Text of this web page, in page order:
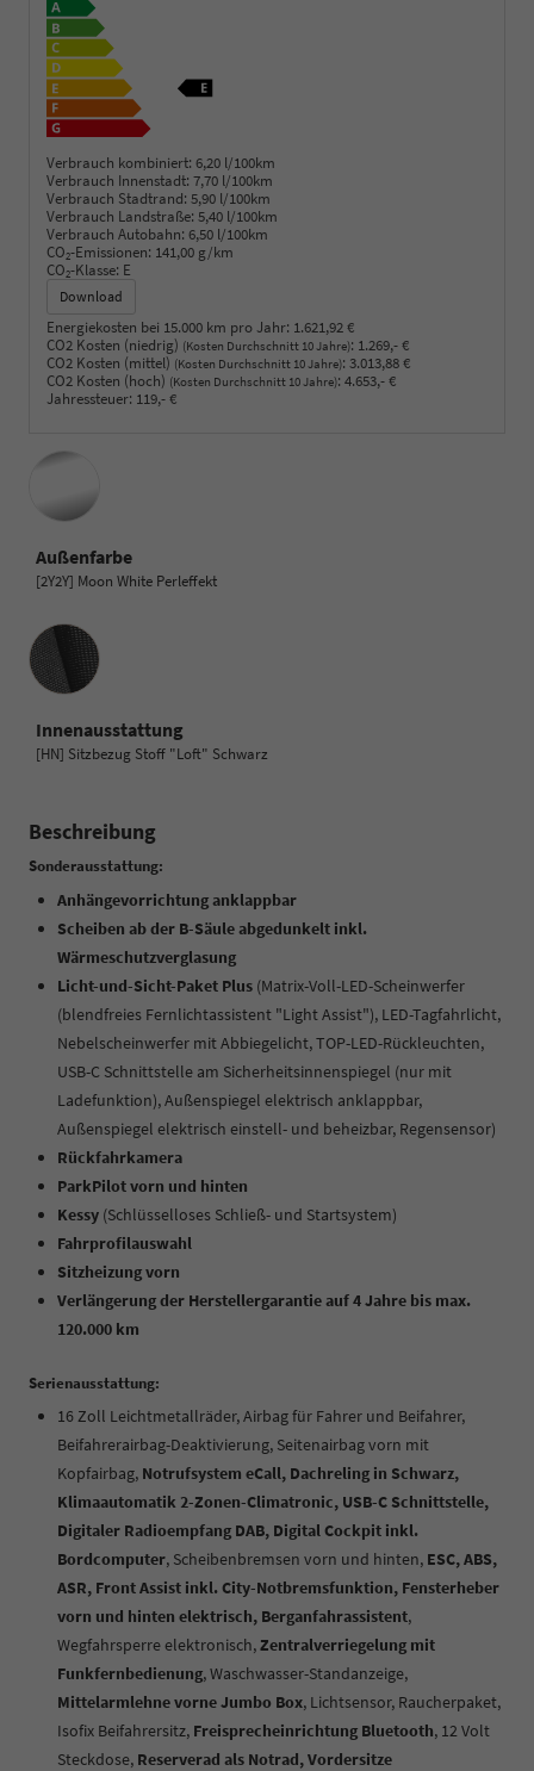
Verbrauch kombiniert: 6,20 l/100km
Verbrauch Innenstadt: 7,70 l/100km
Verbrauch Stadtrand: 5,90 l/100km
Verbrauch Landstraße: 5,40 l/100km
Verbrauch Autobahn: 6,50 l/100km
CO2-Emissionen: 141,00 g/km
CO2-Klasse: E
Download
Energiekosten bei 15.000 km pro Jahr: 1.621,92 €
CO2 Kosten (niedrig) (Kosten Durchschnitt 10 Jahre): 1.269,- €
CO2 Kosten (mittel) (Kosten Durchschnitt 10 Jahre): 3.013,88 €
CO2 Kosten (hoch) (Kosten Durchschnitt 10 Jahre): 4.653,- €
Jahressteuer: 119,- €
Außenfarbe
[2Y2Y] Moon White Perleffekt
Innenausstattung
Innenausstattung
[HN] Sitzbezug Stoff "Loft" Schwarz
Beschreibung
Sonderausstattung:
Anhängevorrichtung anklappbar
Scheiben ab der B-Säule abgedunkelt inkl.
Wärmeschutzverglasung
Licht-und-Sicht-Paket Plus (Matrix-Voll-LED-Scheinwerfer
(blendfreies Fernlichtassistent "Light Assist"), LED-Tagfahrlicht,
Nebelscheinwerfer mit Abbiegelicht, TOP-LED-Rückleuchten,
USB-C Schnittstelle am Sicherheitsinnenspiegel (nur mit
Ladefunktion), Außenspiegel elektrisch anklappbar,
Außenspiegel elektrisch einstell- und beheizbar, Regensensor)
Rückfahrkamera
ParkPilot vorn und hinten
Kessy (Schlüsselloses Schließ- und Startsystem)
Fahrprofilauswahl
Sitzheizung vorn
Verlängerung der Herstellergarantie auf 4 Jahre bis max.
120.000 km
Serienausstattung:
16 Zoll Leichtmetallräder, Airbag für Fahrer und Beifahrer,
Beifahrerairbag-Deaktivierung, Seitenairbag vorn mit
Kopfairbag, Notrufsystem eCall, Dachreling in Schwarz,
Klimaautomatik 2-Zonen-Climatronic, USB-C Schnittstelle,
Digitaler Radioempfang DAB, Digital Cockpit inkl.
Bordcomputer, Scheibenbremsen vorn und hinten, ESC, ABS,
ASR, Front Assist inkl. City-Notbremsfunktion, Fensterheber
vorn und hinten elektrisch, Berganfahrassistent,
Wegfahrsperre elektronisch,Zentralverriegelung mit
Funkfernbedienung, Waschwasser-Standanzeige,
Mittelarmlehne vorne Jumbo Box, Lichtsensor, Raucherpaket,
Isofix Beifahrersitz, Freisprecheinrichtung Bluetooth, 12 Volt
Steckdose, Reserverad als Notrad, Vordersitze